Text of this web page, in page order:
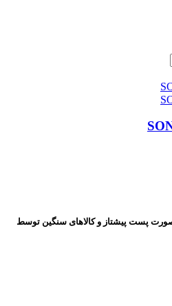
پست پیشتاز و کالاهای سنگین توسط